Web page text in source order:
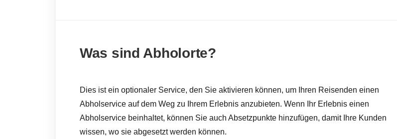
Was sind Abholorte?
Dies ist ein optionaler Service, den Sie aktivieren können, um Ihren Reisenden einen
Abholservice auf dem Weg zu Ihrem Erlebnis anzubieten. Wenn Ihr Erlebnis einen
Abholservice beinhaltet, können Sie auch Absetzpunkte hinzufügen, damit Ihre Kunden
wissen, wo sie abgesetzt werden können.